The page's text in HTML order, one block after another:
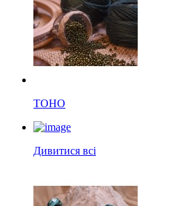
TOHO
Дивитися всі